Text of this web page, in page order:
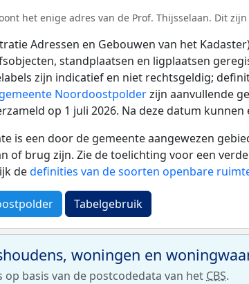
het enige adres van de Prof. Thijsselaan. Dit
Adressen en Gebouwen van het
standplaatsen en ligplaatsen
zijn indicatief en niet rechtsgeldig;
Noordoostpolderzijn aanvullende
op 1 juli 2026. Na deze datum
is een door de gemeente aangewezen
of brug zijn. Zie de toelichting voor een
dedefinities van de soorten openbare
Tabelgebruik
woningen en
op basis van de postcodedata van het CBS.